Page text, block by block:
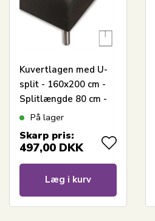
Kuvertlagen med U-
split - 160x200 cm -
Splitlængde 80 cm -
Antracit - 100%
Cotton
På lager
Skarp pris:
497,00 DKK
Læg i kurv